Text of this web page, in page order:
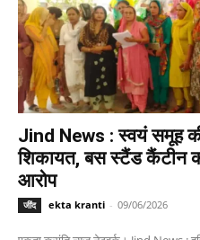
Jind News : स्वयं समूह
शिकायत, बस स्टैंड कैंटीन
आरोप
जींद ekta kranti - 09/06/2026